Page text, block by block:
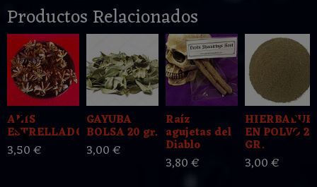
Productos Relacionados
ANIS
ESTRELLADO
3,50 €
GAYUBA
BOLSA 20 gr.
3,00 €
Raíz
agujetas del
Diablo
3,80 €
EN POLVO 20
GR.
3,00 €